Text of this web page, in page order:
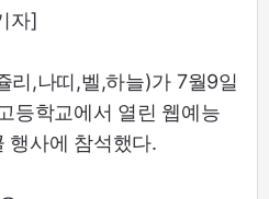
자]
리,나띠,벨,하늘)가 7월9일
등학교에서 열린 웹예능
행사에 참석했다.